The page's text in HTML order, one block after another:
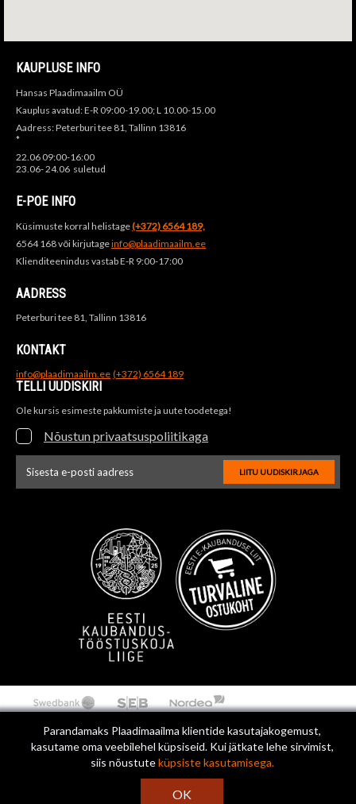
Parandamaks Plaadimaailma klientide kasutajakogemust,
kasutame oma veebilehel küpsiseid. Kui jätkate lehe sirvimist,
siis nõustuteküpsiste kasutamisega.
OK
KAUPLUSE INFO
Hansas Plaadimaailm OÜ
Kauplus avatud: E-R 09:00-19.00; L 10.00-15.00
Aadress: Peterburi tee 81, Tallinn 13816
*
22.06 09:00-16:00
23.06- 24.06 suletud
E-POE INFO
Küsimuste korral helistage(+372) 6564 189,
6564 168 või kirjutageinfo@plaadimaailm.ee
Klienditeenindus vastab E-R 9:00-17:00
AADRESS
Peterburi tee 81, Tallinn 13816
KONTAKT
info@plaadimaailm.ee (+372) 6564 189
TELLI UUDISKIRI
Ole kursis esimeste pakkumiste ja uute toodetega!
Nõustun privaatsuspoliitikaga
LIITU UUDISKIRJAGA